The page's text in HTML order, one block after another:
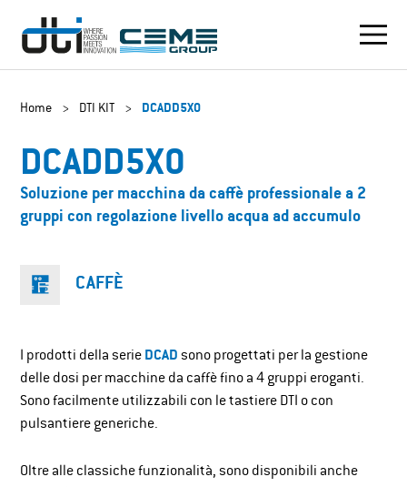
Home > DTI KIT > DCADD5X0
DCADD5X0
Soluzione per macchina da caffè professionale a 2
gruppi con regolazione livello acqua ad accumulo
CAFFÈ
I prodotti della serie DCAD sono progettati per la gestione
delle dosi per macchine da caffè fino a 4 gruppi eroganti.
Sono facilmente utilizzabili con le tastiere DTI o con
pulsantiere generiche.
Oltre alle classiche funzionalità, sono disponibili anche